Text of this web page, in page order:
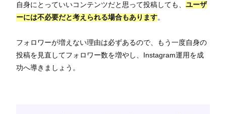
自身にとっていいコンテンツだと思って投稿しても、 ユーザ
ーには不必要だと考えられる場合もあります。
フォロワーが増えない理由は必ずあるので、もう一度自身の
投稿を見直してフォロワー数を増やし、Instagram運用を成
功へ導きましょう。